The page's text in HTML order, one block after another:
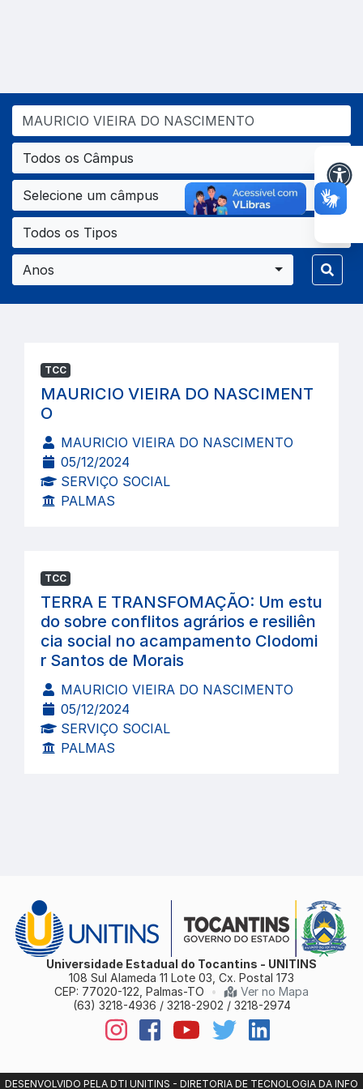
Todos os Câmpus
Selecione um câmpus
Todos os Tipos
Anos
TCC
MAURICIO VIEIRA DO NASCIMENT
O
MAURICIO VIEIRA DO NASCIMENTO
05/12/2024
SERVIÇO SOCIAL
PALMAS
TCC
TERRA E TRANSFOMAÇÃO: Um estu
do sobre conflitos agrários e resiliên
cia social no acampamento Clodomi
r Santos de Morais
MAURICIO VIEIRA DO NASCIMENTO
05/12/2024
SERVIÇO SOCIAL
PALMAS
Universidade Estadual do Tocantins - UNITINS
108 Sul Alameda 11 Lote 03, Cx. Postal 173
CEP: 77020-122, Palmas-TO
•
Ver no Mapa
(63) 3218-4936 / 3218-2902 / 3218-2974
DESENVOLVIDO PELA DTI UNITINS - DIRETORIA DE TECNOLOGIA DA INFO